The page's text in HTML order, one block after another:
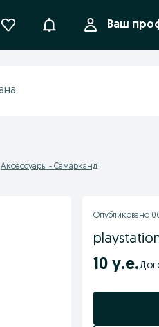
УведомленияВаш
Аксессуары - Самарканд
Опубликовано
10 у.е.